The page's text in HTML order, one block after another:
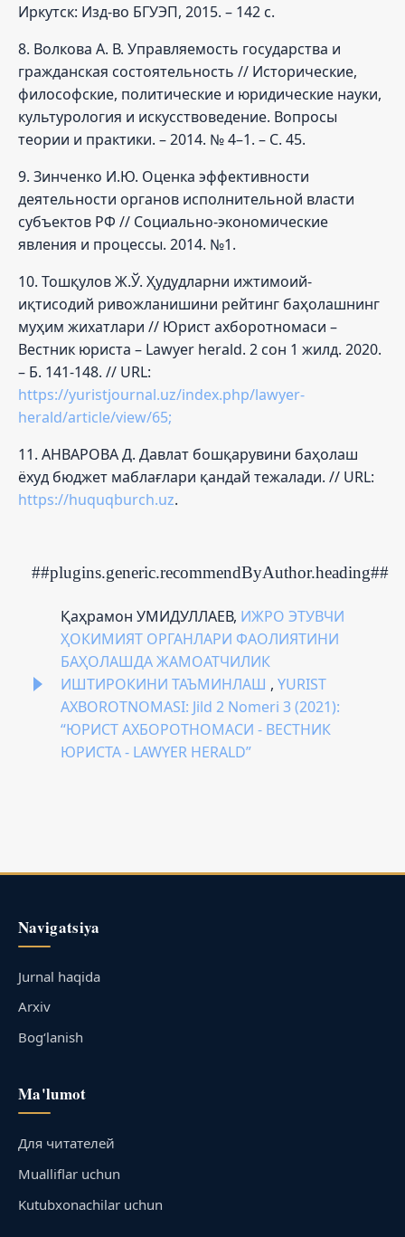
Иркутск: Изд-во БГУЭП, 2015. – 142 с.
8. Волкова А. В. Управляемость государства и
гражданская состоятельность // Исторические,
философские, политические и юридические науки,
культурология и искусствоведение. Вопросы
теории и практики. – 2014. № 4–1. – С. 45.
9. Зинченко И.Ю. Оценка эффективности
деятельности органов исполнительной власти
субъектов РФ // Социально-экономические
явления и процессы. 2014. №1.
10. Тошқулов Ж.Ў. Ҳудудларни ижтимоий-
иқтисодий ривожланишини рейтинг баҳолашнинг
муҳим жихатлари // Юрист ахборотномаси –
Вестник юриста – Lawyer herald. 2 сон 1 жилд. 2020.
– Б. 141-148. // URL:
https://yuristjournal.uz/index.php/lawyer-
herald/article/view/65;
11. АНВАРОВА Д. Давлат бошқарувини баҳолаш
ёхуд бюджет маблағлари қандай тежалади. // URL:
https://huquqburch.uz.
##plugins.generic.recommendByAuthor.heading##
Қаҳрамон УМИДУЛЛАЕВ, ИЖРО ЭТУВЧИ
ҲОКИМИЯТ ОРГАНЛАРИ ФАОЛИЯТИНИ
БАҲОЛАШДА ЖАМОАТЧИЛИК
ИШТИРОКИНИ ТАЪМИНЛАШ , YURIST
AXBOROTNOMASI: Jild 2 Nomeri 3 (2021):
“ЮРИСТ АХБОРОТНОМАСИ - ВЕСТНИК
ЮРИСТА - LAWYER HERALD”
Navigatsiya
Jurnal haqida
Arxiv
Bog‘lanish
Ma'lumot
Для читателей
Mualliflar uchun
Kutubxonachilar uchun